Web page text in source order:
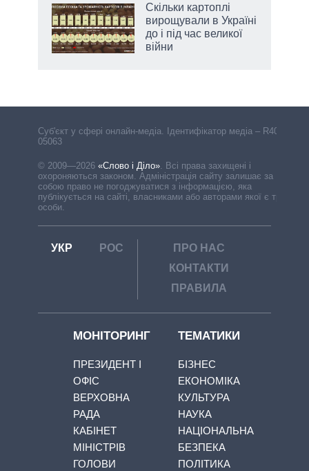
Скільки картоплі
вирощували в Україні
до і під час великої
війни
Cуб'єкт у сфері онлайн-медіа. Ідентифікатор медіа – R40-
05063
© 2009—2026 «Слово і Діло» Всі права захищені і
охороняються законом. Адміністрація сайту залишає за
собою право не погоджуватися з інформацією, яка
публікується на сайті, власниками або авторами якої є треті
особи.
УКР РОС
ПРО НАС
КОНТАКТИ
ПРАВИЛА
МОНІТОРИНГ
ПРЕЗИДЕНТ І
ОФІС
ВЕРХОВНА
РАДА
КАБІНЕТ
МІНІСТРІВ
ГОЛОВИ
ТЕМАТИКИ
БІЗНЕС
ЕКОНОМІКА
КУЛЬТУРА
НАУКА
НАЦІОНАЛЬНА
БЕЗПЕКА
ПОЛІТИКА